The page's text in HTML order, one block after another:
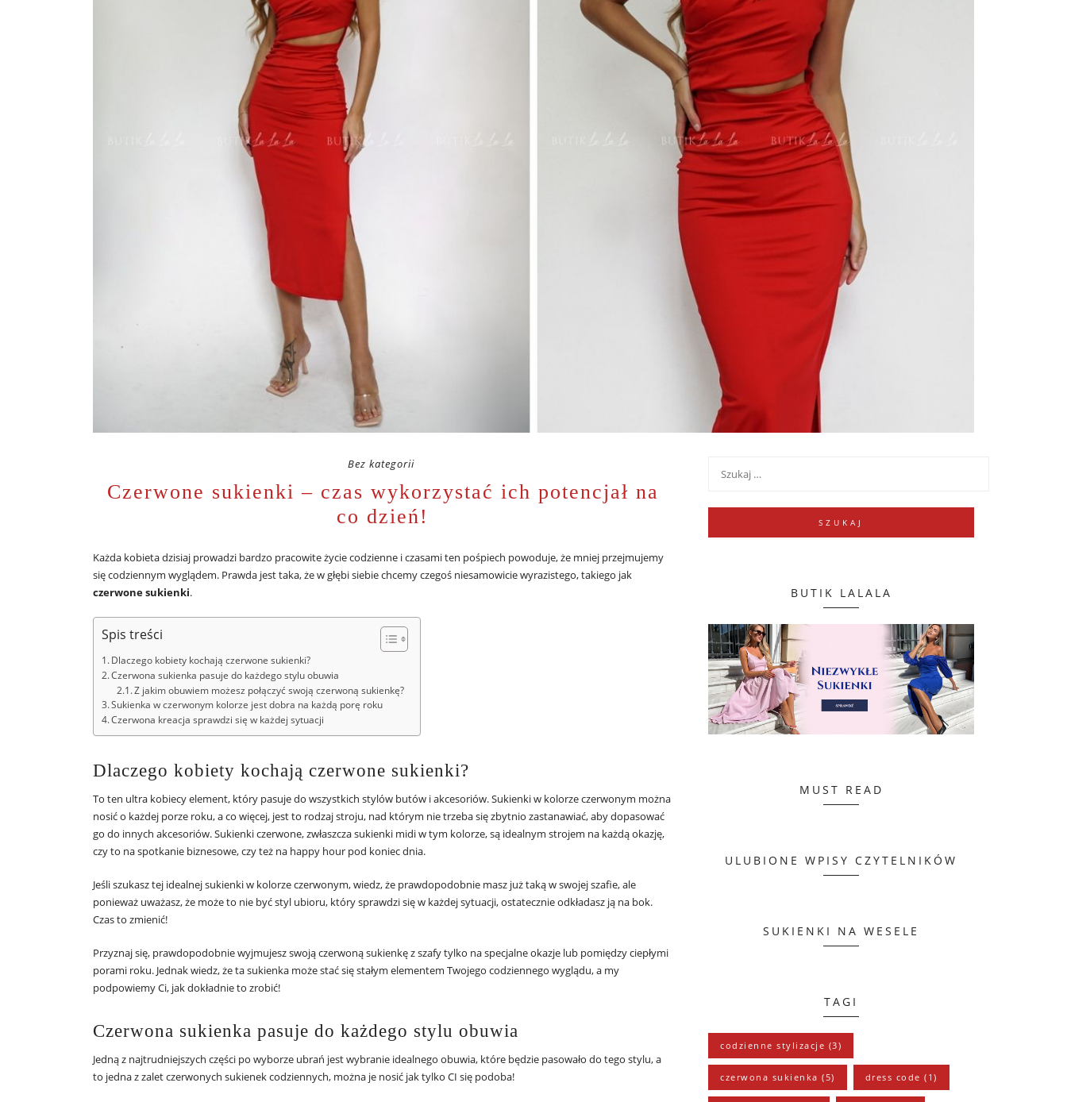
Bez kategorii
Czerwone sukienki – czas wykorzystać ich potencjał na
co dzień!
Każda kobieta dzisiaj prowadzi bardzo pracowite życie codzienne i czasami ten pośpiech powoduje, że mniej przejmujemy
się codziennym wyglądem. Prawda jest taka, że w głębi siebie chcemy czegoś niesamowicie wyrazistego, takiego jak
czerwone sukienki.
Spis treści
Dlaczego kobiety kochają czerwone sukienki?
Czerwona sukienka pasuje do każdego stylu obuwia
Z jakim obuwiem możesz połączyć swoją czerwoną sukienkę?
Sukienka w czerwonym kolorze jest dobra na każdą porę roku
Czerwona kreacja sprawdzi się w każdej sytuacji
Dlaczego kobiety kochają czerwone sukienki?
To ten ultra kobiecy element, który pasuje do wszystkich stylów butów i akcesoriów. Sukienki w kolorze czerwonym można
nosić o każdej porze roku, a co więcej, jest to rodzaj stroju, nad którym nie trzeba się zbytnio zastanawiać, aby dopasować
go do innych akcesoriów. Sukienki czerwone, zwłaszcza sukienki midi w tym kolorze, są idealnym strojem na każdą okazję,
czy to na spotkanie biznesowe, czy też na happy hour pod koniec dnia.
Jeśli szukasz tej idealnej sukienki w kolorze czerwonym, wiedz, że prawdopodobnie masz już taką w swojej szafie, ale
ponieważ uważasz, że może to nie być styl ubioru, który sprawdzi się w każdej sytuacji, ostatecznie odkładasz ją na bok.
Czas to zmienić!
Przyznaj się, prawdopodobnie wyjmujesz swoją czerwoną sukienkę z szafy tylko na specjalne okazje lub pomiędzy ciepłymi
porami roku. Jednak wiedz, że ta sukienka może stać się stałym elementem Twojego codziennego wyglądu, a my
podpowiemy Ci, jak dokładnie to zrobić!
Czerwona sukienka pasuje do każdego stylu obuwia
Jedną z najtrudniejszych części po wyborze ubrań jest wybranie idealnego obuwia, które będzie pasowało do tego stylu, a
to jedna z zalet czerwonych sukienek codziennych, można je nosić jak tylko CI się podoba!
BUTIK LALALA
MUST READ
ULUBIONE WPISY CZYTELNIKÓW
SUKIENKI NA WESELE
TAGI
codzienne stylizacje (3)
czerwona sukienka (5) dress code (1)